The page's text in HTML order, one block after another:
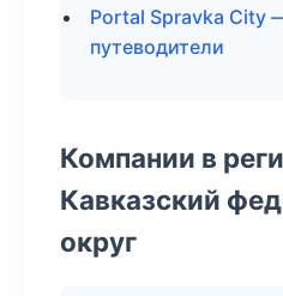
Portal Spravka City
путеводители
Компании в
Кавказский
округ